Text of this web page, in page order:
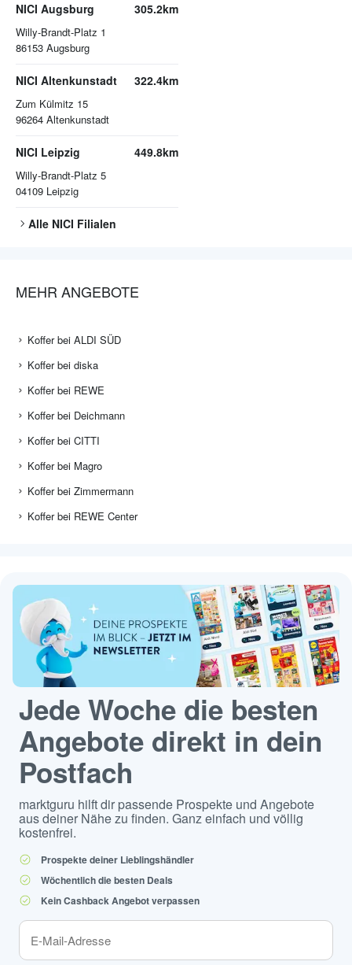
NICI Augsburg
Willy-Brandt-Platz 1
86153 Augsburg
305.2km
NICI Altenkunstadt
Zum Külmitz 15
96264 Altenkunstadt
322.4km
NICI Leipzig
Willy-Brandt-Platz 5
04109 Leipzig
449.8km
Alle NICI Filialen
MEHR ANGEBOTE
Koffer bei ALDI SÜD
Koffer bei diska
Koffer bei REWE
Koffer bei Deichmann
Koffer bei CITTI
Koffer bei Magro
Koffer bei Zimmermann
Koffer bei REWE Center
Jede Woche die besten
Angebote direkt in dein
Postfach
marktguru hilft dir passende Prospekte und Angebote
aus deiner Nähe zu finden. Ganz einfach und völlig
kostenfrei.
Prospekte deiner Lieblingshändler
Wöchentlich die besten Deals
Kein Cashback Angebot verpassen